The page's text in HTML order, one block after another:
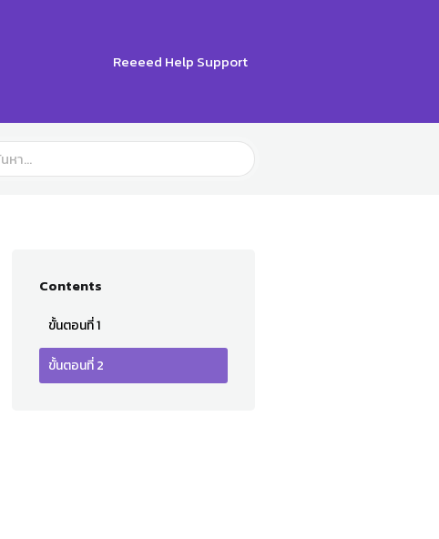
Reeeed Help Support
Contents
ขั้นตอนที่ 1
ขั้นตอนที่ 2